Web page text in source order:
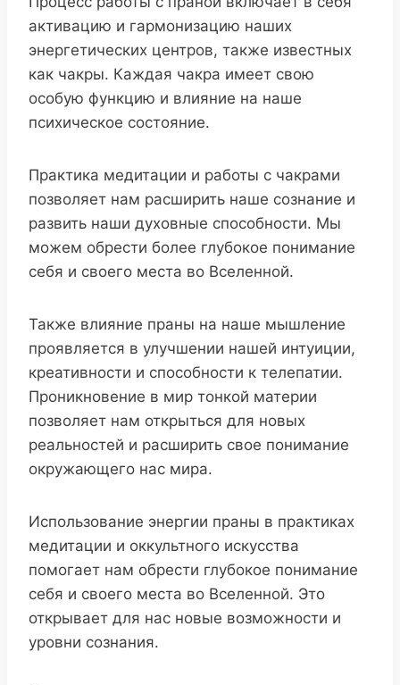
активацию и гармонизацию наших
энергетических центров, также известных
как чакры. Каждая чакра имеет свою
особую функцию и влияние на наше
психическое состояние.
Практика медитации и работы с чакрами
позволяет нам расширить наше сознание и
развить наши духовные способности. Мы
можем обрести более глубокое понимание
себя и своего места во Вселенной.
Также влияние праны на наше мышление
проявляется в улучшении нашей интуиции,
креативности и способности к телепатии.
Проникновение в мир тонкой материи
позволяет нам открыться для новых
реальностей и расширить свое понимание
окружающего нас мира.
Использование энергии праны в практиках
медитации и оккультного искусства
помогает нам обрести глубокое понимание
себя и своего места во Вселенной. Это
открывает для нас новые возможности и
уровни сознания.